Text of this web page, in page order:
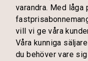
varandra. Med
vill vi ge våra
Våra kunniga
du behöver vare